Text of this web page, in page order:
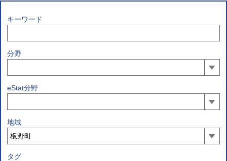
キーワード
分野
eStat分野
地域
タグ